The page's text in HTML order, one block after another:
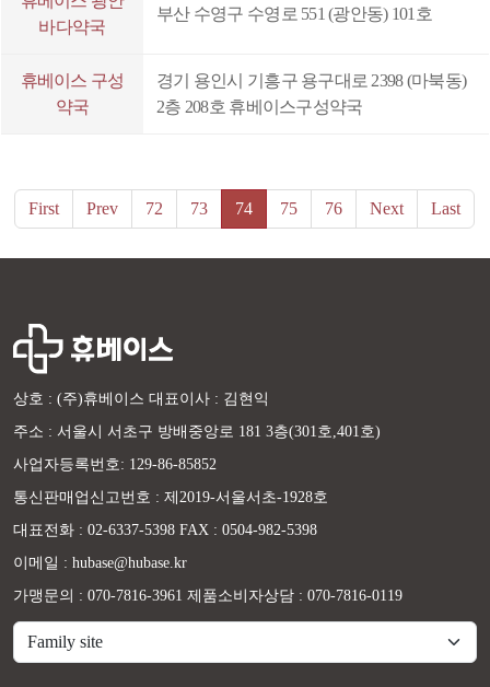
바다약국
부산 수영구 수영로 551 (광안동) 101호
휴베이스 구성
약국
경기 용인시 기흥구 용구대로 2398 (마북동)
2층 208호 휴베이스구성약국
First Prev 72 73 74 75 76 Next Last
상호 : (주)휴베이스 대표이사 : 김현익
주소 : 서울시 서초구 방배중앙로 181 3층(301호,401호)
사업자등록번호: 129-86-85852
통신판매업신고번호 : 제2019-서울서초-1928호
대표전화 : 02-6337-5398 FAX : 0504-982-5398
이메일 : hubase@hubase.kr
가맹문의 : 070-7816-3961 제품소비자상담 : 070-7816-0119